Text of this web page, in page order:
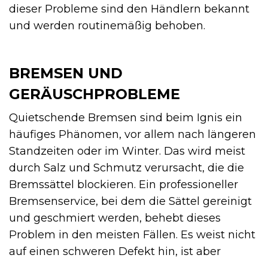
dieser Probleme sind den Händlern bekannt
und werden routinemäßig behoben.
BREMSEN UND
GERÄUSCHPROBLEME
Quietschende Bremsen sind beim Ignis ein
häufiges Phänomen, vor allem nach längeren
Standzeiten oder im Winter. Das wird meist
durch Salz und Schmutz verursacht, die die
Bremssättel blockieren. Ein professioneller
Bremsenservice, bei dem die Sättel gereinigt
und geschmiert werden, behebt dieses
Problem in den meisten Fällen. Es weist nicht
auf einen schweren Defekt hin, ist aber